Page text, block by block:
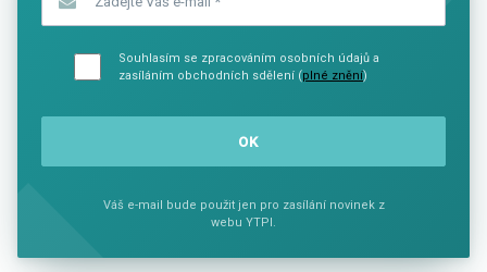
Souhlasím se zpracováním osobních údajů a
zasíláním obchodních sdělení (plné znění)
Váš e-mail bude použit jen pro zasílání novinek z
webu YTPI.